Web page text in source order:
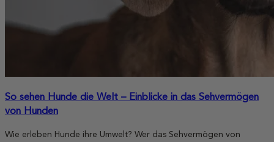
So sehen Hunde die Welt – Einblicke in das Sehvermögen
von Hunden
Wie erleben Hunde ihre Umwelt? Wer das Sehvermögen von